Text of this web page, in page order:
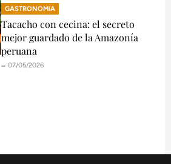
GASTRONOMíA
Tacacho con cecina: el secreto
mejor guardado de la Amazonía
peruana
🗕️ 07/05/2026